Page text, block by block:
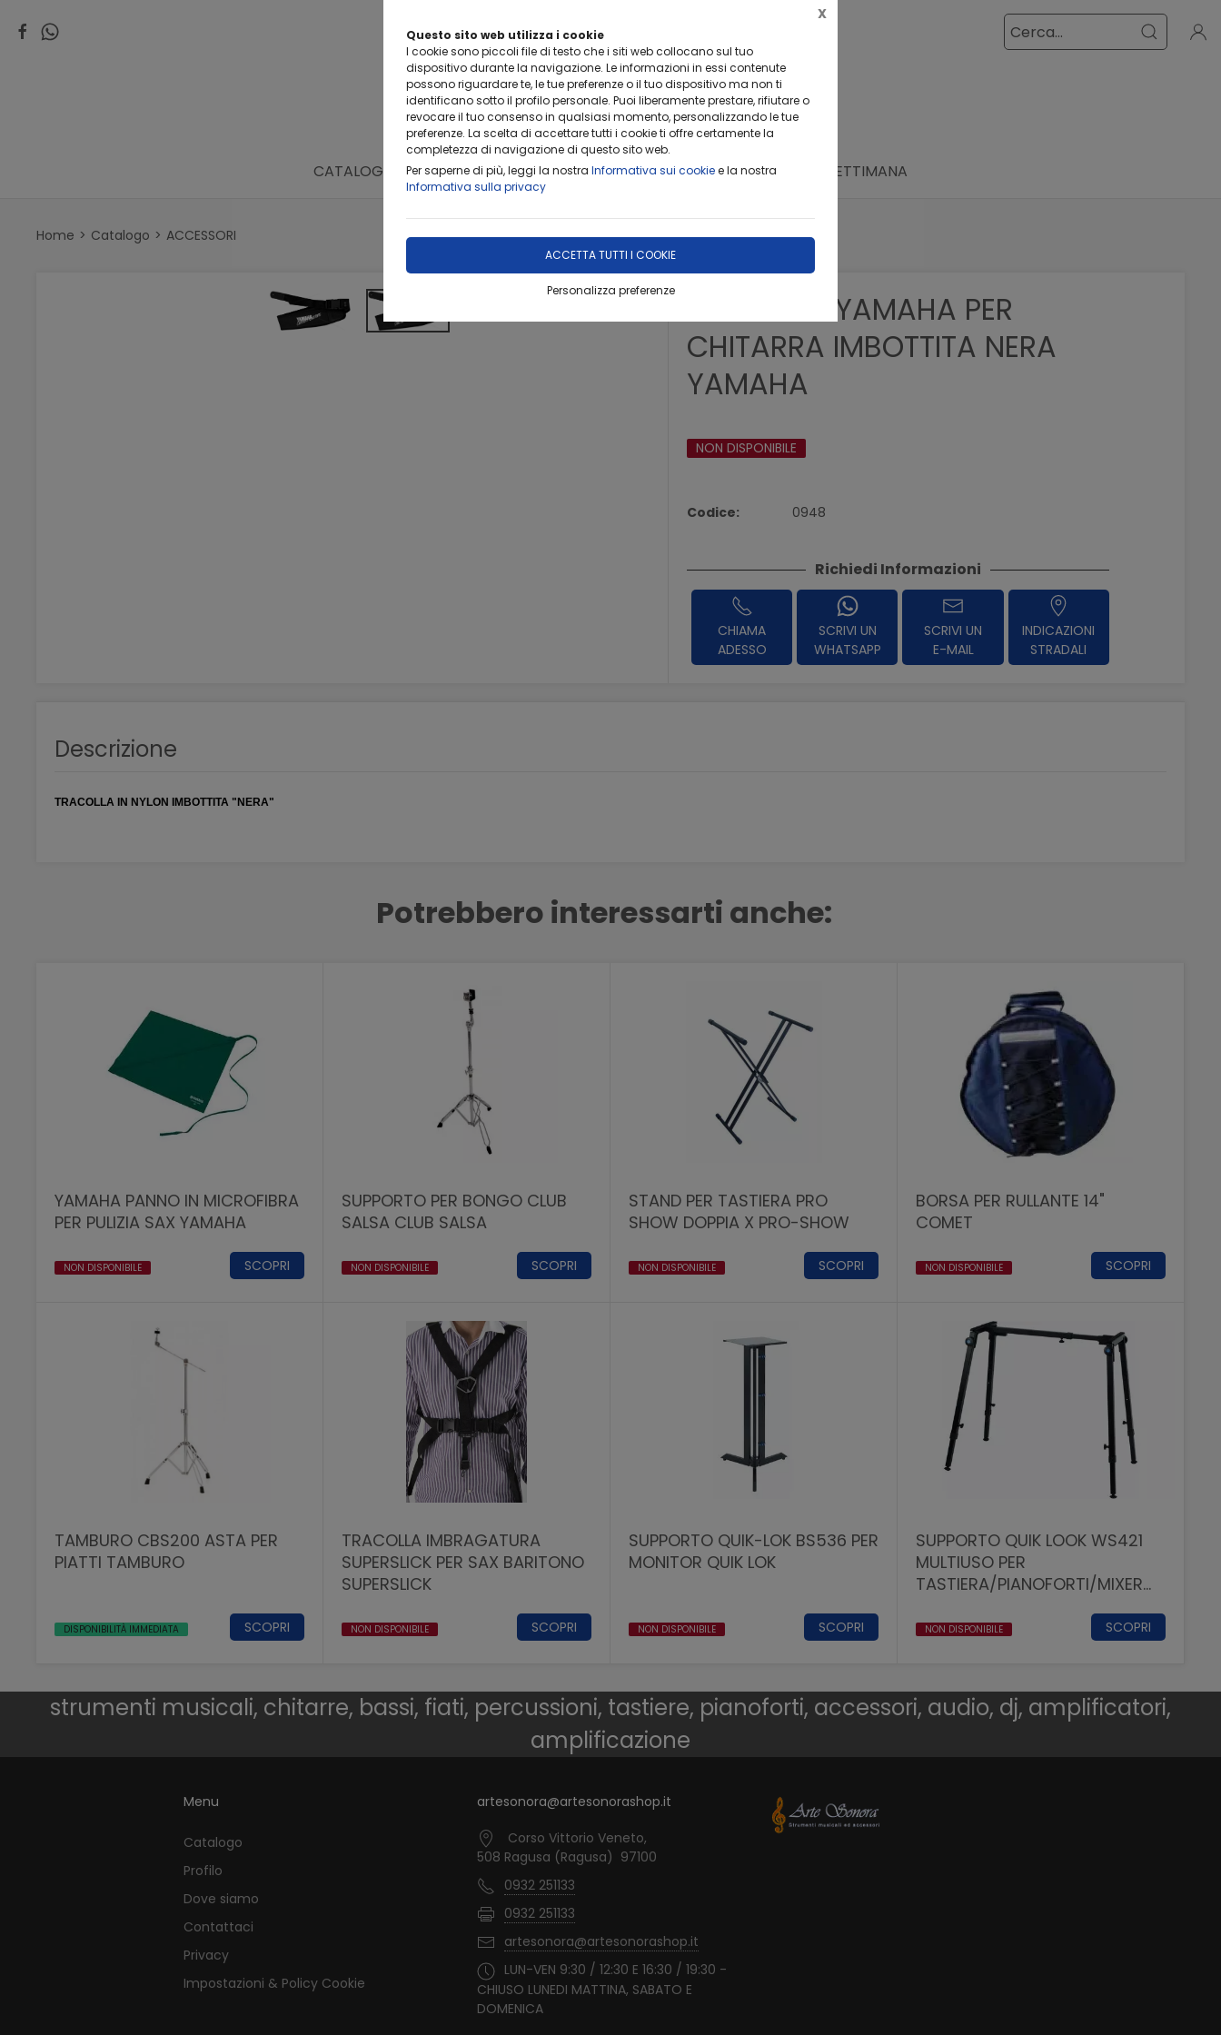
Questo sito web utilizza i cookie
I cookie sono piccoli file di testo che i siti web collocano sul tuo
dispositivo durante la navigazione. Le informazioni in essi contenute
possono riguardare te, le tue preferenze o il tuo dispositivo ma non ti
identificano sotto il profilo personale. Puoi liberamente prestare, rifiutare o
revocare il tuo consenso in qualsiasi momento, personalizzando le tue
preferenze. La scelta di accettare tutti i cookie ti offre certamente la
completezza di navigazione di questo sito web.
Per saperne di più, leggi la nostra Informativa sui cookiee la nostra
Informativa sulla privacy
ACCETTA TUTTI I COOKIE
Personalizza preferenze
X
CATALOGO DOVE SIAMO PROFILO CONTATTACI OFFERTA DELLA SETTIMANA
Home Catalogo ACCESSORI
TRACOLLA YAMAHA PER
CHITARRA IMBOTTITA NERA
YAMAHA
NON DISPONIBILE
Codice: 0948
Richiedi Informazioni
CHIAMA
ADESSO
SCRIVI UN
WHATSAPP
SCRIVI UN
E-MAIL
INDICAZIONI
STRADALI
Descrizione
TRACOLLA IN NYLON IMBOTTITA "NERA"
Potrebbero interessarti anche:
YAMAHA PANNO IN MICROFIBRA
PER PULIZIA SAX YAMAHA
NON DISPONIBILE SCOPRI
SUPPORTO PER BONGO CLUB
SALSA CLUB SALSA
NON DISPONIBILE SCOPRI
STAND PER TASTIERA PRO
SHOW DOPPIA X PRO-SHOW
NON DISPONIBILE SCOPRI
BORSA PER RULLANTE 14"
COMET
NON DISPONIBILE SCOPRI
TAMBURO CBS200 ASTA PER
PIATTI TAMBURO
DISPONIBILITÀ IMMEDIATA SCOPRI
TRACOLLA IMBRAGATURA
SUPERSLICK PER SAX BARITONO
SUPERSLICK
NON DISPONIBILE SCOPRI
SUPPORTO QUIK-LOK BS536 PER
MONITOR QUIK LOK
NON DISPONIBILE SCOPRI
SUPPORTO QUIK LOOK WS421
MULTIUSO PER
TASTIERA/PIANOFORTI/MIXER
NON DISPONIBILE SCOPRI
strumenti musicali, chitarre, bassi, fiati, percussioni, tastiere, pianoforti, accessori, audio, dj, amplificatori,
amplificazione
Menu
Catalogo
Profilo
Dove siamo
Contattaci
Privacy
Impostazioni & Policy Cookie
artesonora@artesonorashop.it
Corso Vittorio Veneto,
508 Ragusa (Ragusa) 97100
0932 251133
0932 251133
artesonora@artesonorashop.it
LUN-VEN 9:30 / 12:30 E 16:30 / 19:30 -
CHIUSO LUNEDI MATTINA, SABATO E
DOMENICA